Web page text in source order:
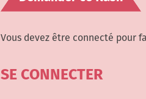
Vous devez être connecté pour
SE CONNECTER